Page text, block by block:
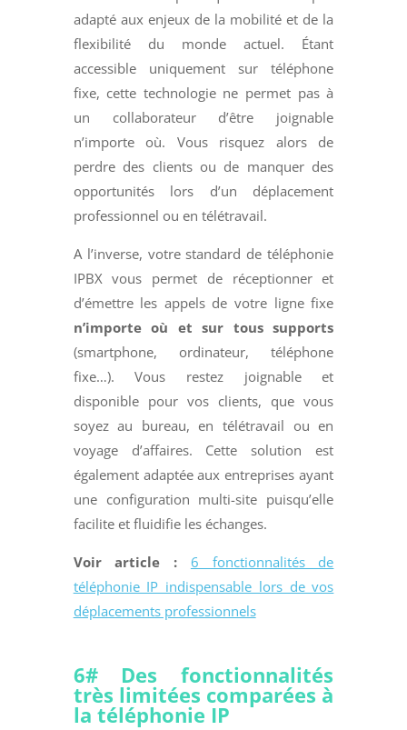
adapté aux enjeux de la mobilité et de la
flexibilité du monde actuel. Étant
accessible uniquement sur téléphone
fixe, cette technologie ne permet pas à
un collaborateur d’être joignable
n’importe où. Vous risquez alors de
perdre des clients ou de manquer des
opportunités lors d’un déplacement
professionnel ou en télétravail.
A l’inverse, votre standard de téléphonie
IPBX vous permet de réceptionner et
d’émettre les appels de votre ligne fixe
n’importe où et sur tous supports
(smartphone, ordinateur, téléphone
fixe…). Vous restez joignable et
disponible pour vos clients, que vous
soyez au bureau, en télétravail ou en
voyage d’affaires. Cette solution est
également adaptée aux entreprises ayant
une configuration multi-site puisqu’elle
facilite et fluidifie les échanges.
Voir article :
6 fonctionnalités de
téléphonie IP indispensable lors de vos
déplacements professionnels
6# Des fonctionnalités
très limitées comparées à
la téléphonie IP